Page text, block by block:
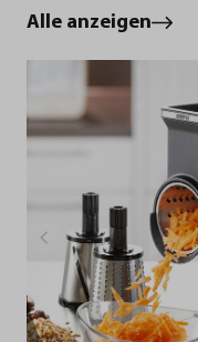
Alle anzeigen